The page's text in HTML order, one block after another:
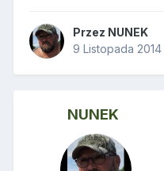
Przez NUNEK
9 Listopada 2014
NUNEK